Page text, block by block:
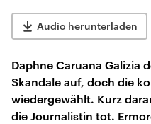
Audio herunterladen
Daphne Caruana Galizia
Skandale auf, doch die
wiedergewählt. Kurz
die Journalistin tot.